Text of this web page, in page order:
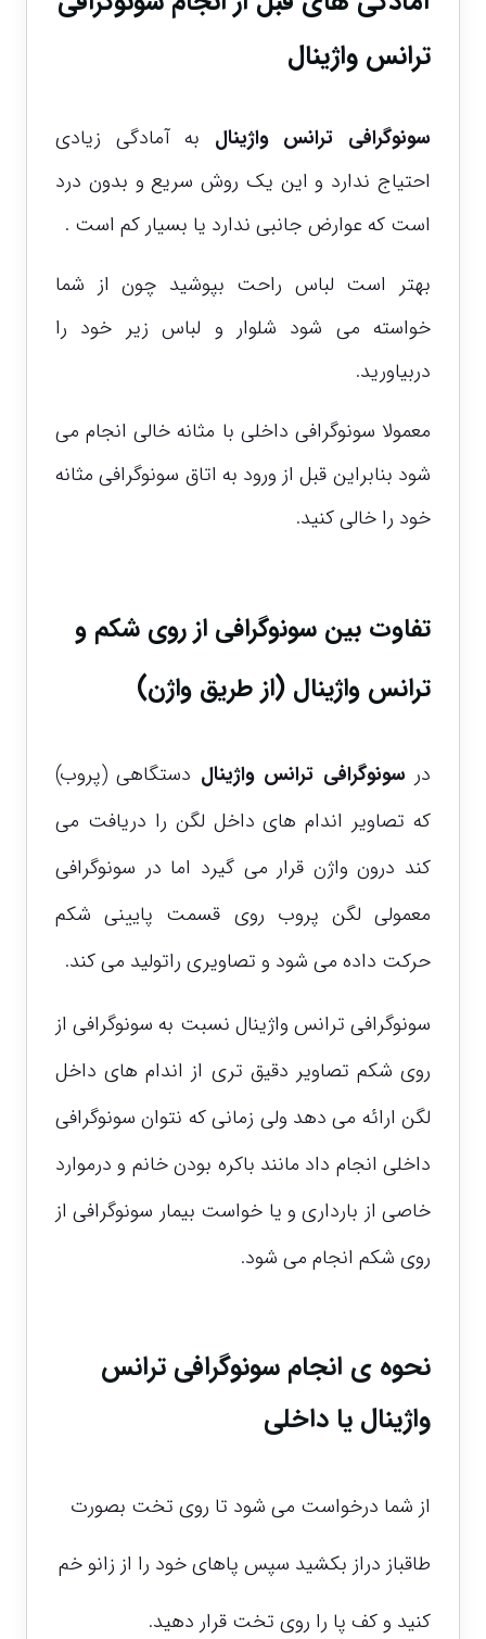
ترانس واژینال
سونوگرافی ترانس واژینال به آمادگی زیادی
احتیاج ندارد و این یک روش سریع و بدون درد
است که عوارض جانبی ندارد یا بسیار کم است .
بهتر است لباس راحت بپوشید چون از شما
خواسته می شود شلوار و لباس زیر خود را
دربیاورید.
معمولا سونوگرافی داخلی با مثانه خالی انجام می
شود بنابراین قبل از ورود به اتاق سونوگرافی مثانه
خود را خالی کنید.
تفاوت بین سونوگرافی از روی شکم و
ترانس واژینال (از طریق واژن)
در سونوگرافی ترانس واژینال دستگاهی (پروب)
که تصاویر اندام های داخل لگن را دریافت می
کند درون واژن قرار می گیرد اما در سونوگرافی
معمولی لگن پروب روی قسمت پایینی شکم
حرکت داده می شود و تصاویری راتولید می کند.
سونوگرافی ترانس واژینال نسبت به سونوگرافی از
روی شکم تصاویر دقیق تری از اندام های داخل
لگن ارائه می دهد ولی زمانی که نتوان سونوگرافی
داخلی انجام داد مانند باکره بودن خانم و درموارد
خاصی از بارداری و یا خواست بیمار سونوگرافی از
روی شکم انجام می شود.
نحوه ی انجام سونوگرافی ترانس
واژینال یا داخلی
از شما درخواست می شود تا روی تخت بصورت
طاقباز دراز بکشید سپس پاهای خود را از زانو خم
کنید و کف پا را روی تخت قرار دهید.